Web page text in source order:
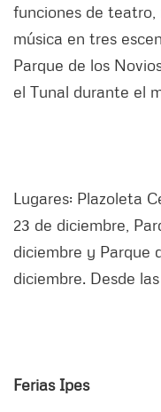
funciones de teatro,
música en tres
Parque de los
el Tunal durante el
Lugares: Plazoleta
23 de diciembre,
diciembre y Parque
diciembre. Desde
Ferias Ipes